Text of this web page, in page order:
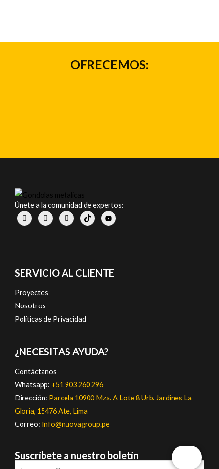
OFRECEMOS:
Únete a la comunidad de expertos:
SERVICIO AL CLIENTE
Proyectos
Nosotros
Políticas de Privacidad
¿NECESITAS AYUDA?
Contáctanos
Whatsapp: +51 903 260 296
Dirección: Parcela 10900 Mza. A Lote 8 Urb. Jardines La
Gloria, 15476 Ate, Lima
Correo: Info@nuovagroup.pe
Suscríbete a nuestro boletín